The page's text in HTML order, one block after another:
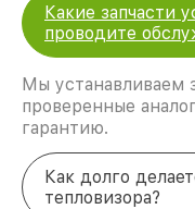
Какие запчасти
проводите
Мы устанавливаем
проверенные
гарантию.
Как долго
тепловизора?